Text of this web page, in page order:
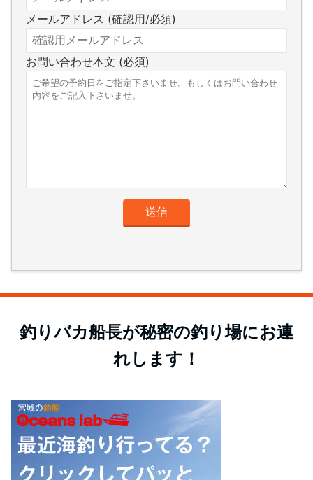
メールアドレス (確認用/必須)
お問い合わせ本文 (必須)
釣りバカ船長が秘密の釣り場にお連
れします！